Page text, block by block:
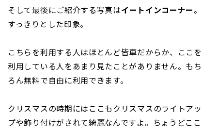
そして最後にご紹介する写真はイートインコーナー。
すっきりとした印象。
こちらを利用する人はほとんど皆車だからか、ここを
利用している人をあまり見たことがありません。もち
ろん無料で自由に利用できます。
クリスマスの時期にはここもクリスマスのライトアッ
プや飾り付けがされて綺麗なんですよ。ちょうどここ